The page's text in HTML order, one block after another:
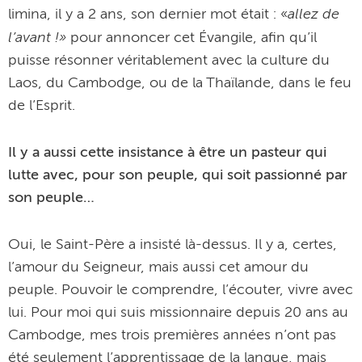
limina, il y a 2 ans, son dernier mot était : «allez de
l’avant !» pour annoncer cet Évangile, afin qu’il
puisse résonner véritablement avec la culture du
Laos, du Cambodge, ou de la Thaïlande, dans le feu
de l’Esprit.
Il y a aussi cette insistance à être un pasteur qui
lutte avec, pour son peuple, qui soit passionné par
son peuple…
Oui, le Saint-Père a insisté là-dessus. Il y a, certes,
l’amour du Seigneur, mais aussi cet amour du
peuple. Pouvoir le comprendre, l’écouter, vivre avec
lui. Pour moi qui suis missionnaire depuis 20 ans au
Cambodge, mes trois premières années n’ont pas
été seulement l’apprentissage de la langue, mais